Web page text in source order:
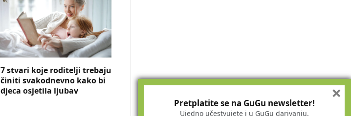
7 stvari koje roditelji trebaju
činiti svakodnevno kako bi
djeca osjetila ljubav
Pretplatite se na GuGu newsletter!
Ujedno učestvujete i u GuGu darivanju.
×